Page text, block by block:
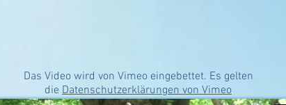
Das Video wird von Vimeo eingebettet. Es gelten
die Datenschutzerklärungen von Vimeo